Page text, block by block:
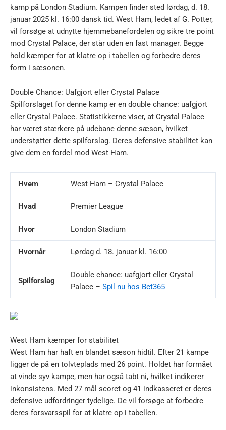
kamp på London Stadium. Kampen finder sted lørdag, d. 18.
januar 2025 kl. 16:00 dansk tid. West Ham, ledet af G. Potter,
vil forsøge at udnytte hjemmebanefordelen og sikre tre point
mod Crystal Palace, der står uden en fast manager. Begge
hold kæmper for at klatre op i tabellen og forbedre deres
form i sæsonen.
Double Chance: Uafgjort eller Crystal Palace
Spilforslaget for denne kamp er en double chance: uafgjort
eller Crystal Palace. Statistikkerne viser, at Crystal Palace
har været stærkere på udebane denne sæson, hvilket
understøtter dette spilforslag. Deres defensive stabilitet kan
give dem en fordel mod West Ham.
Hvem West Ham – Crystal Palace
Hvad Premier League
Hvor London Stadium
Hvornår Lørdag d. 18. januar kl. 16:00
Spilforslag
Double chance: uafgjort eller Crystal
Palace – Spil nu hos Bet365
West Ham kæmper for stabilitet
West Ham har haft en blandet sæson hidtil. Efter 21 kampe
ligger de på en tolvteplads med 26 point. Holdet har formået
at vinde syv kampe, men har også tabt ni, hvilket indikerer
inkonsistens. Med 27 mål scoret og 41 indkasseret er deres
defensive udfordringer tydelige. De vil forsøge at forbedre
deres forsvarsspil for at klatre op i tabellen.